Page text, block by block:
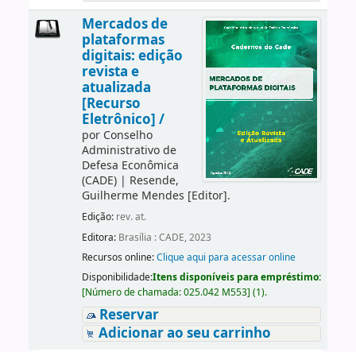
Mercados de
plataformas
digitais: edição
revista e
atualizada
[Recurso
Eletrônico] /
por Conselho
Administrativo de
Defesa Econômica
(CADE)| Resende,
Guilherme Mendes [Editor].
Edição: rev. at.
Editora: Brasília : CADE, 2023
Recursos online:Clique aqui para acessar online
Disponibilidade:Itens disponíveis para empréstimo:
[Número de chamada:025.042 M553] (1).
Reservar
Adicionar ao seu carrinho